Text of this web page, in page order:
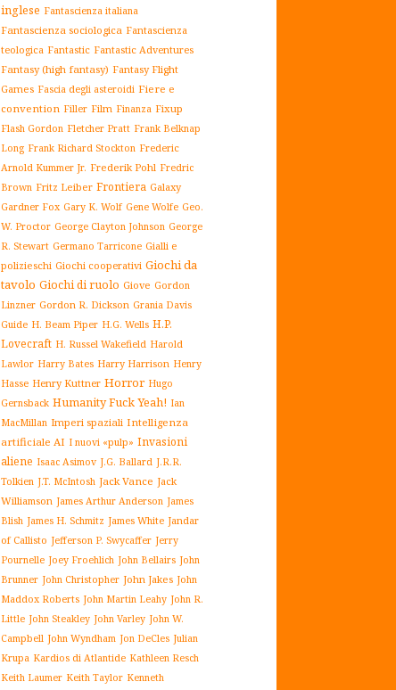
inglese Fantascienza italiana
Fantascienza sociologica Fantascienza
teologica Fantastic Fantastic Adventures
Fantasy (high fantasy) Fantasy Flight
Games Fascia degli asteroidi Fiere e
convention Filler Film Finanza Fixup
Flash Gordon Fletcher Pratt Frank Belknap
Long Frank Richard Stockton Frederic
Arnold Kummer Jr. Frederik Pohl Fredric
Brown Fritz Leiber Frontiera Galaxy
Gardner Fox Gary K. Wolf Gene Wolfe Geo.
W. Proctor George Clayton Johnson George
R. Stewart Germano Tarricone Gialli e
polizieschi Giochi cooperativi Giochi da
tavolo Giochi di ruolo Giove Gordon
Linzner Gordon R. Dickson Grania Davis
Guide H. Beam Piper H.G. Wells H.P.
Lovecraft H. Russel Wakefield Harold
Lawlor Harry Bates Harry Harrison Henry
Hasse Henry Kuttner Horror Hugo
Gernsback Humanity Fuck Yeah! Ian
MacMillan Imperi spaziali Intelligenza
artificiale AI I nuovi «pulp» Invasioni
aliene Isaac Asimov J.G. Ballard J.R.R.
Tolkien J.T. McIntosh Jack Vance Jack
Williamson James Arthur Anderson James
Blish James H. Schmitz James White Jandar
of Callisto Jefferson P. Swycaffer Jerry
Pournelle Joey Froehlich John Bellairs John
Brunner John Christopher John Jakes John
Maddox Roberts John Martin Leahy John R.
Little John Steakley John Varley John W.
Campbell John Wyndham Jon DeCles Julian
Krupa Kardios di Atlantide Kathleen Resch
Keith Laumer Keith Taylor Kenneth